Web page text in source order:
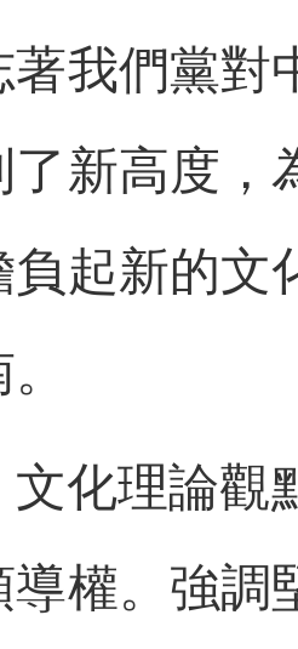
著我們黨對
了新高度，
負起新的文
文化理論觀
權。強調